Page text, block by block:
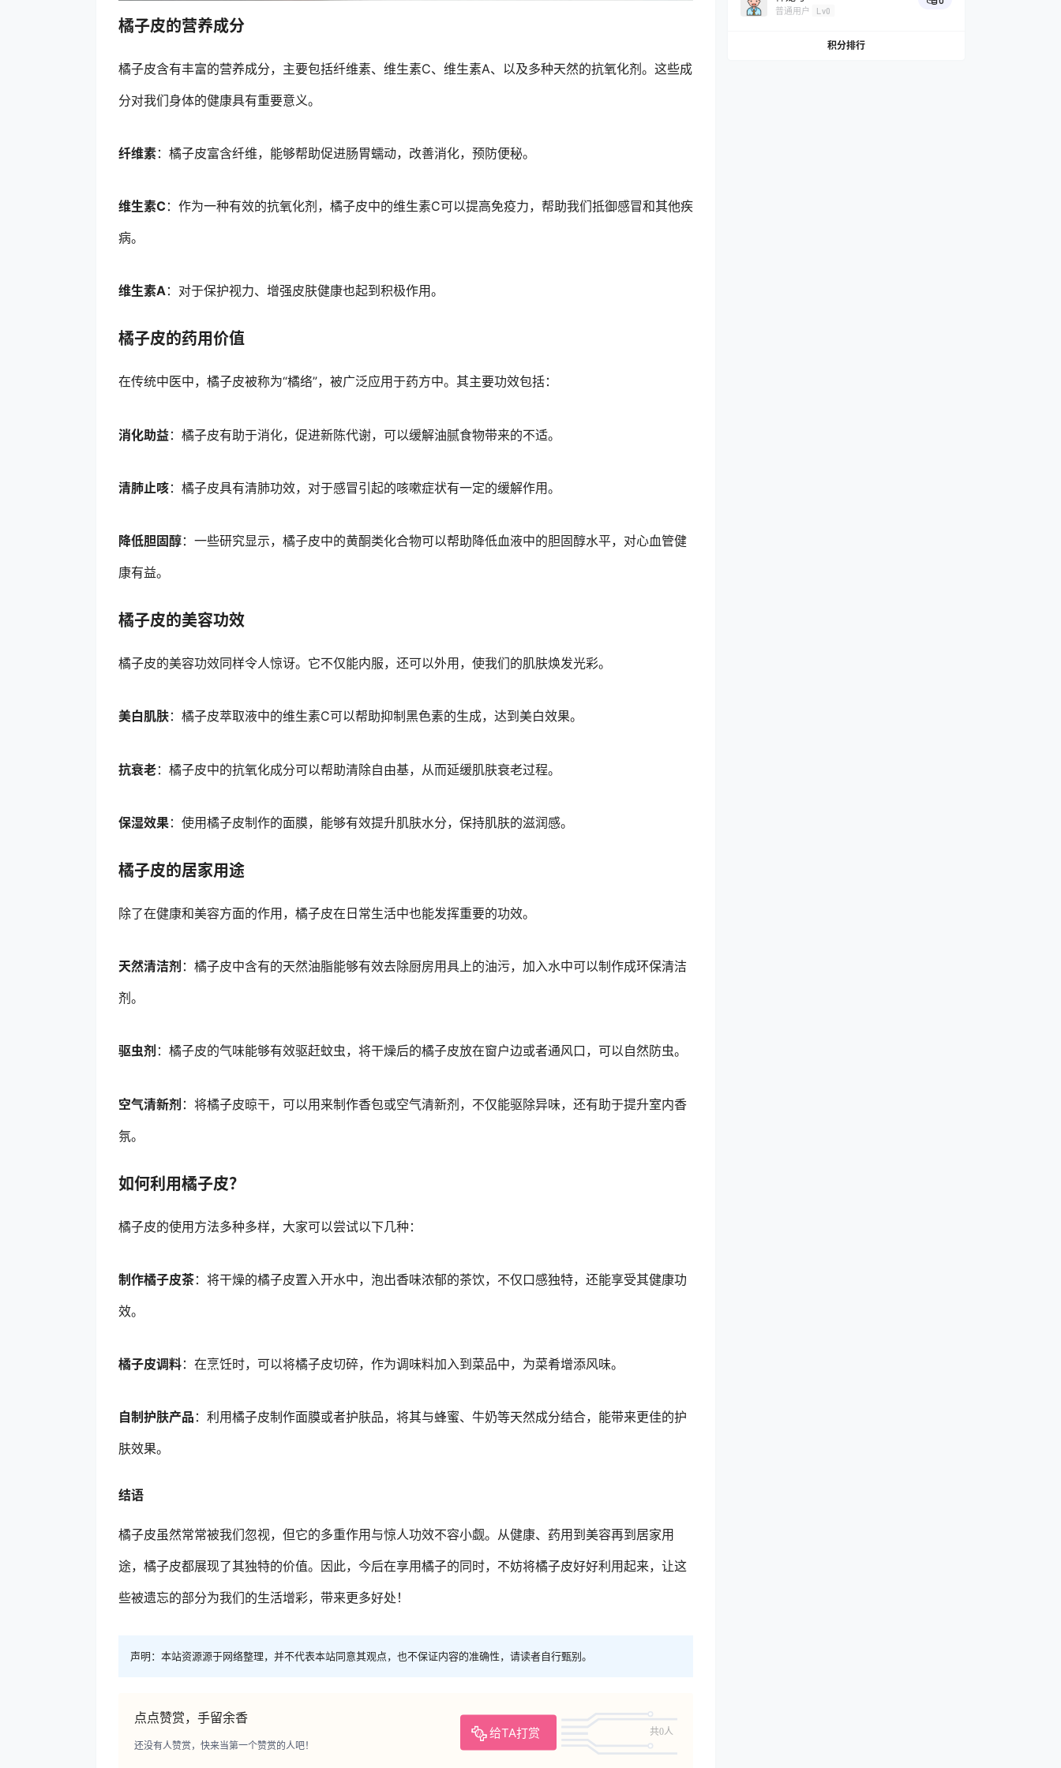
橘子皮的营养成分
橘子皮含有丰富的营养成分，主要包括纤维素、维生素C、维生素A、以及多种天然的抗氧化剂。这些成
分对我们身体的健康具有重要意义。
纤维素：橘子皮富含纤维，能够帮助促进肠胃蠕动，改善消化，预防便秘。
维生素C：作为一种有效的抗氧化剂，橘子皮中的维生素C可以提高免疫力，帮助我们抵御感冒和其他疾
病。
维生素A：对于保护视力、增强皮肤健康也起到积极作用。
橘子皮的药用价值
在传统中医中，橘子皮被称为“橘络”，被广泛应用于药方中。其主要功效包括：
消化助益：橘子皮有助于消化，促进新陈代谢，可以缓解油腻食物带来的不适。
清肺止咳：橘子皮具有清肺功效，对于感冒引起的咳嗽症状有一定的缓解作用。
降低胆固醇：一些研究显示，橘子皮中的黄酮类化合物可以帮助降低血液中的胆固醇水平，对心血管健
康有益。
橘子皮的美容功效
橘子皮的美容功效同样令人惊讶。它不仅能内服，还可以外用，使我们的肌肤焕发光彩。
美白肌肤：橘子皮萃取液中的维生素C可以帮助抑制黑色素的生成，达到美白效果。
抗衰老：橘子皮中的抗氧化成分可以帮助清除自由基，从而延缓肌肤衰老过程。
保湿效果：使用橘子皮制作的面膜，能够有效提升肌肤水分，保持肌肤的滋润感。
橘子皮的居家用途
除了在健康和美容方面的作用，橘子皮在日常生活中也能发挥重要的功效。
天然清洁剂 ：橘子皮中含有的天然油脂能够有效去除厨房用具上的油污，加入水中可以制作成环保清洁
剂。
驱虫剂 ：橘子皮的气味能够有效驱赶蚊虫，将干燥后的橘子皮放在窗户边或者通风口，可以自然防虫。
空气清新剂 ：将橘子皮晾干，可以用来制作香包或空气清新剂，不仅能驱除异味，还有助于提升室内香
氛。
如何利用橘子皮？
橘子皮的使用方法多种多样，大家可以尝试以下几种：
制作橘子皮茶：将干燥的橘子皮置入开水中，泡出香味浓郁的茶饮，不仅口感独特，还能享受其健康功
效。
橘子皮调料：在烹饪时，可以将橘子皮切碎，作为调味料加入到菜品中，为菜肴增添风味。
自制护肤产品 ：利用橘子皮制作面膜或者护肤品，将其与蜂蜜、牛奶等天然成分结合，能带来更佳的护
肤效果。
结语
橘子皮虽然常常被我们忽视，但它的多重作用与惊人功效不容小觑。从健康、药用到美容再到居家用
途，橘子皮都展现了其独特的价值。因此，今后在享用橘子的同时，不妨将橘子皮好好利用起来，让这
些被遗忘的部分为我们的生活增彩，带来更多好处！
声明：本站资源源于网络整理，并不代表本站同意其观点，也不保证内容的准确性，请读者自行甄别。
点点赞赏，手留余香
给TA打赏 共0人
还没有人赞赏，快来当第一个赞赏的人吧！
普通用户 Lv0
积分排行